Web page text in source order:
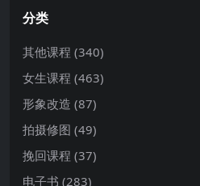
分类
其他课程 (340)
女生课程 (463)
形象改造 (87)
拍摄修图 (49)
挽回课程 (37)
电子书 (283)